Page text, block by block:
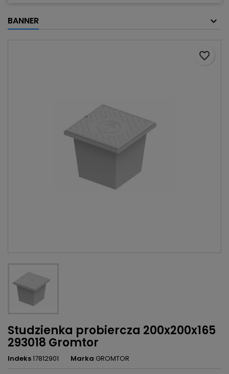
BANNER
Studzienka probiercza 200x200x165
293018 Gromtor
Indeks17812901 Marka GROMTOR
favorite_border